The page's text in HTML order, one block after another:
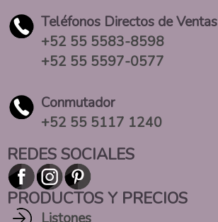
Teléfonos Directos de Ventas
+52 55 5583-8598
+52 55 5597-0577
Conmutador
+52 55 5117 1240
REDES SOCIALES
PRODUCTOS Y PRECIOS